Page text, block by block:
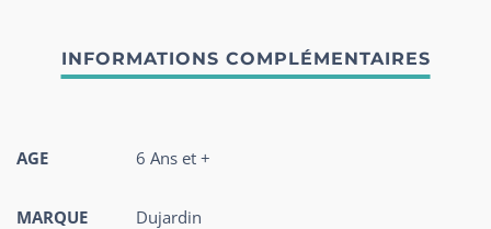
AGE 6 Ans et +
MARQUE Dujardin